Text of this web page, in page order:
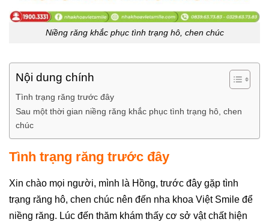
Niềng răng khắc phục tình trạng hô, chen chúc
Nội dung chính
Tình trạng răng trước đây
Sau một thời gian niềng răng khắc phục tình trạng hô, chen
chúc
Tình trạng răng trước đây
Xin chào mọi người, mình là Hồng, trước đây gặp tình
trạng răng hô, chen chúc nên đến nha khoa Việt Smile để
niềng răng. Lúc đến thăm khám thấy cơ sở vật chất hiện